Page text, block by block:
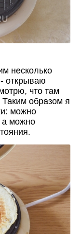
несколько
открываю
что там
образом я
можно
а можно